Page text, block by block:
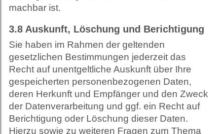
machbar ist.
3.8 Auskunft, Löschung und Berichtigung
Sie haben im Rahmen der geltenden
gesetzlichen Bestimmungen jederzeit das
Recht auf unentgeltliche Auskunft über Ihre
gespeicherten personenbezogenen Daten,
deren Herkunft und Empfänger und den Zweck
der Datenverarbeitung und ggf. ein Recht auf
Berichtigung oder Löschung dieser Daten.
Hierzu sowie zu weiteren Fragen zum Thema